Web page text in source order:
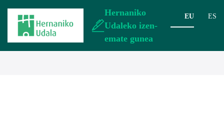
Hernaniko
Udaleko izen-
emate gunea
EU ES